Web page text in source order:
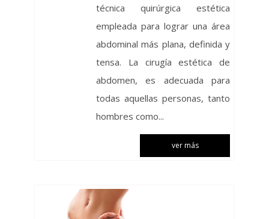
técnica quirúrgica estética
empleada para lograr una área
abdominal más plana, definida y
tensa. La cirugía estética de
abdomen, es adecuada para
todas aquellas personas, tanto
hombres como...
ver más